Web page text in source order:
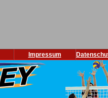
Impressum